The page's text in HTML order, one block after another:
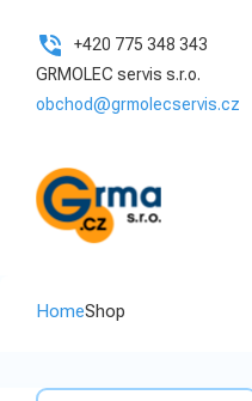
+420 775 348 343
GRMOLEC servis s.r.o.
obchod@grmolecservis.cz
HomeShop